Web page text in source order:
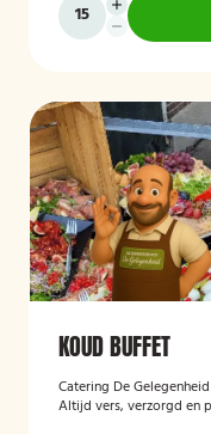
KOUD BUFFET
Catering De
Altijd vers, verzorgd en